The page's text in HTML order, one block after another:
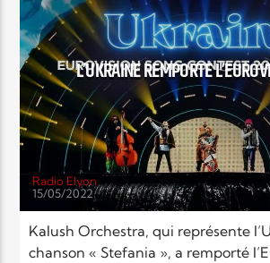
TITRE
ARTISTE
Radio Elyon
NEWS
L’UKRAINE REMPORTE
Radio Elyon
15/05/2022
Kalush Orchestra, qui représente
chanson « Stefania », a remporté